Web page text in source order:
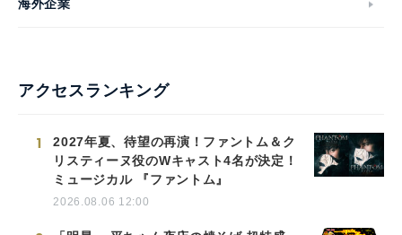
海外企業
アクセスランキング
1
2027年夏、待望の再演！ファントム＆ク
リスティーヌ役のWキャスト4名が決定！
ミュージカル 『ファントム』
2026.08.06 12:00